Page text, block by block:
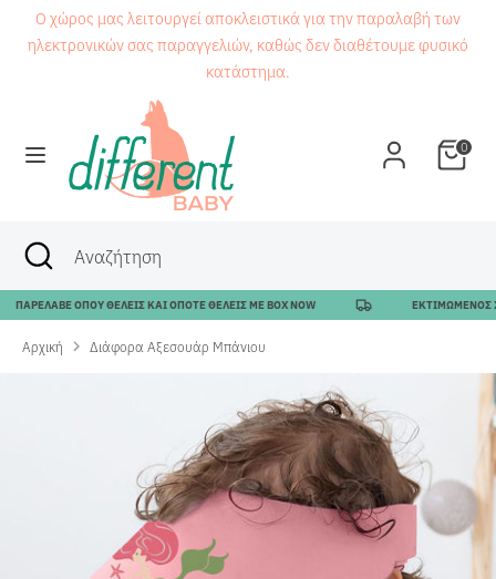
Μετάβαση
Ο χώρος μας λειτουργεί αποκλειστικά για την παραλαβή των
ηλεκτρονικών σας παραγγελιών, καθώς δεν διαθέτουμε φυσικό
κατάστημα.
0
Αναζήτηση
ΑναζήτησηΑναζήτηση
Κλείσιμο
αναζήτησης
ΟΠΟΥ ΘΕΛΕΙΣ ΚΑΙ ΟΠΟΤΕ ΘΕΛΕΙΣ ΜΕ BOX NOW ΕΚΤΙΜΩΜΕΝΟΣ
Αρχική Διάφορα Αξεσουάρ Μπάνιου